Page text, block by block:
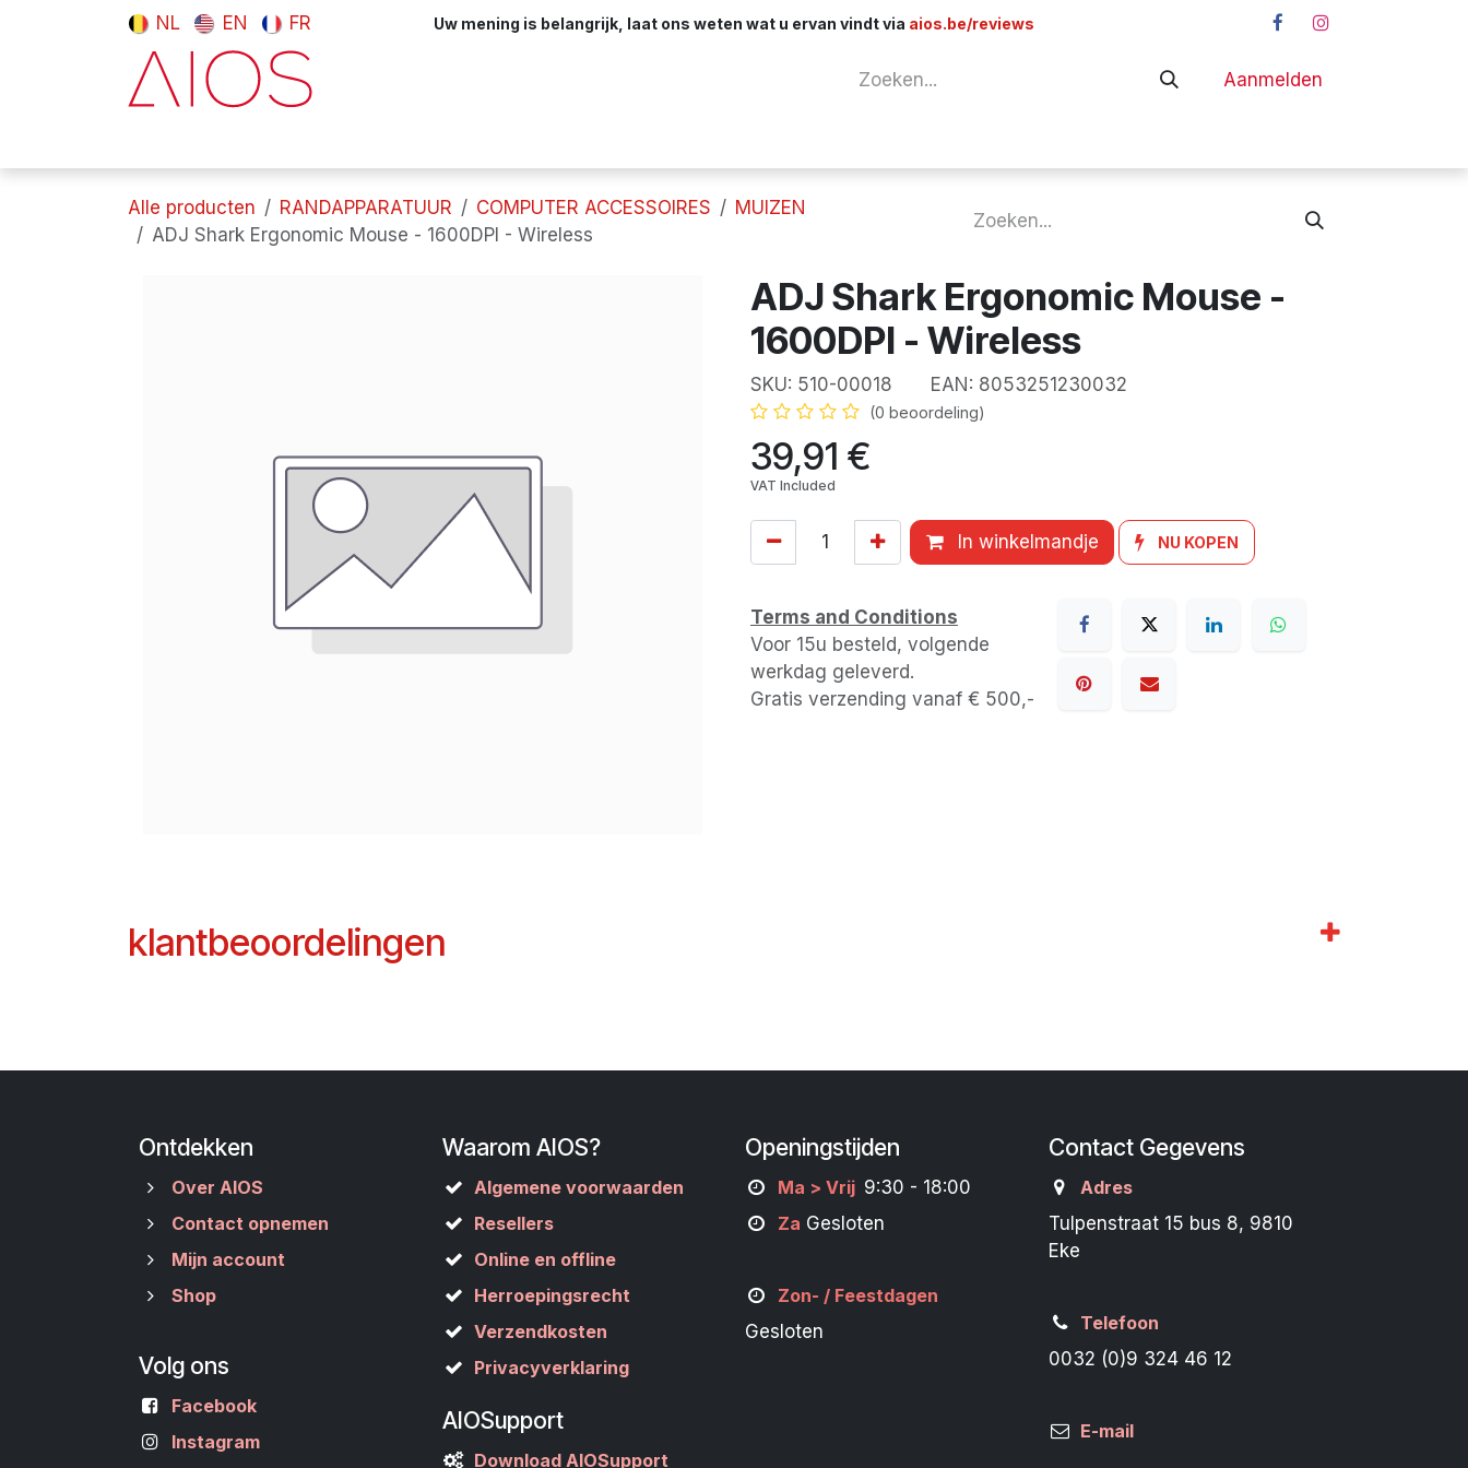
Overslaan naar inhoud
NL EN FR Uw mening is belangrijk, laat ons weten wat u ervan vindt via aios.be/reviews
Aanmelden
Alle producten RANDAPPARATUUR COMPUTER ACCESSOIRES
MUIZEN
ADJ Shark Ergonomic Mouse - 1600DPI - Wireless
ADJ Shark Ergonomic Mouse -
1600DPI - Wireless
SKU: 510-00018 EAN: 8053251230032
(0 beoordeling)
39,91 €
VAT Included
In winkelmandje NU KOPEN
Terms and Conditions
Voor 15u besteld, volgende
werkdag geleverd.
Gratis verzending vanaf € 500,-
klantbeoordelingen
Ontdekken
Over AIOS
Contact opnemen
Mijn account
Shop
Waarom AIOS?
Algemene voorwaarden
Resellers
Online en offline
Herroepingsrecht
Verzendkosten
Privacyverklaring
Openingstijden
Ma > Vrij 9:30 - 18:00
Za Gesloten
Zon- / Feestdagen
Gesloten
Contact Gegevens
Adres
Tulpenstraat 15 bus 8, 9810
Eke
Telefoon
0032 (0)9 324 46 12
E-mail
Volg ons
Facebook
Instagram
AIOSupport
Download AIOSupport